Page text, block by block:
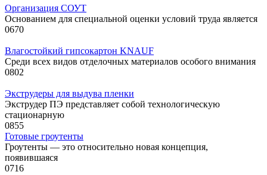
Организация СОУТ
Основанием для специальной оценки условий труда является
0670
Влагостойкий гипсокартон KNAUF
Среди всех видов отделочных материалов особого внимания
0802
Экструдеры для выдува пленки
Экструдер ПЭ представляет собой технологическую
стационарную
0855
Готовые гроутенты
Гроутенты — это относительно новая концепция,
появившаяся
0716